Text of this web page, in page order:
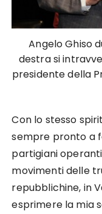
Angelo Ghiso
destra si
presidente della
Con lo stesso
sempre pronto a
partigiani
movimenti delle
repubblichine, in
esprimere la mia